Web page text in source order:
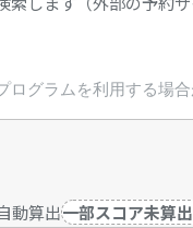
グラムを利用する場
動算出一部スコア未算出